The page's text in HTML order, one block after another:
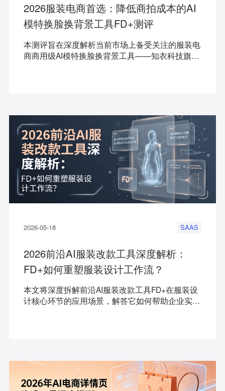
2026服装电商首选：降低商拍成本的AI
模特换脸换背景工具FD+测评
本测评旨在深度解析当前市场上备受关注的服装电
商商用级AI模特换脸换背景工具——知衣科技旗下
2026-05-18 SAAS
2026前沿AI服装改款工具深度解析：
FD+如何重塑服装设计工作流？
本文将深度拆解前沿AI服装改款工具FD+在服装设
计核心环节的应用场景，解答它如何帮助企业实现